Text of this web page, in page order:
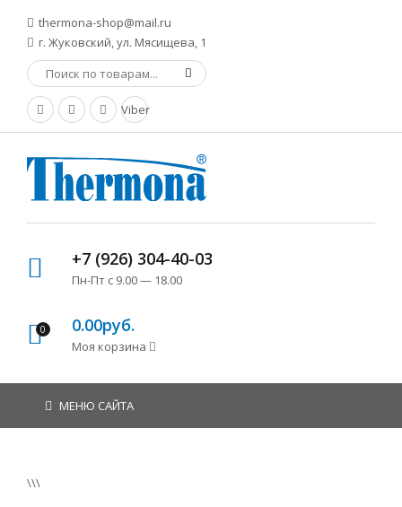
thermona-shop@mail.ru
г. Жуковский, ул. Мясищева, 1
Viber
+7 (926) 304-40-03
Пн-Пт с 9.00 — 18.00
0 0.00руб.
Моя корзина
МЕНЮ САЙТА
\\\